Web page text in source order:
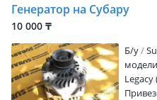
Генератор на Субару
10 000 ₸
Б/y
Legacy